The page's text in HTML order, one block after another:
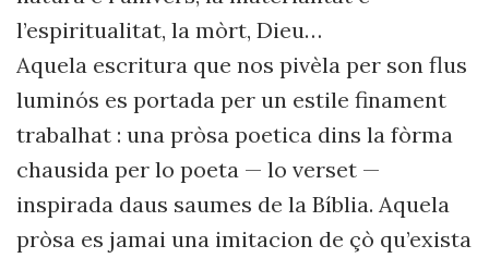
l’espiritualitat, la mòrt, Dieu…
Aquela escritura que nos pivèla per son flus
luminós es portada per un estile finament
trabalhat : una pròsa poetica dins la fòrma
chausida per lo poeta — lo verset —
inspirada daus saumes de la Bíblia. Aquela
pròsa es jamai una imitacion de çò qu’exista